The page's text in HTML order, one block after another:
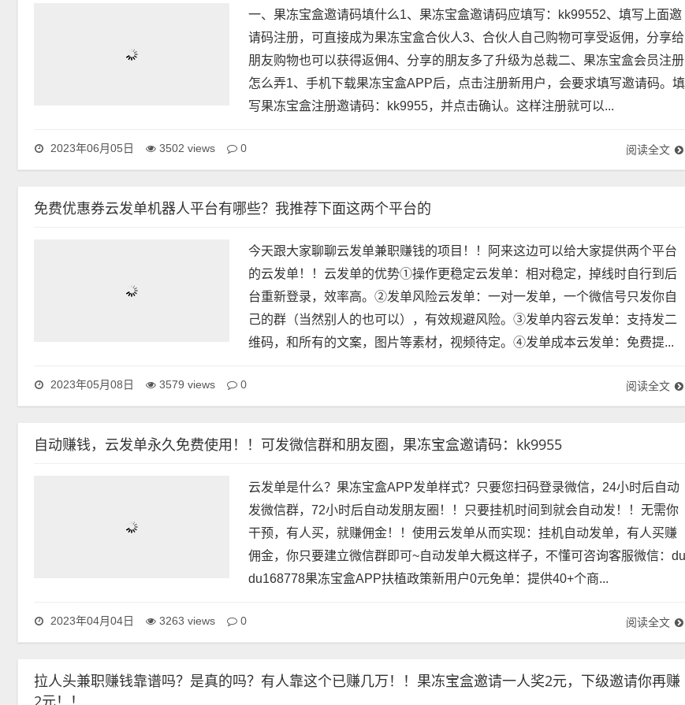
一、果冻宝盒邀请码填什么1、果冻宝盒邀请码应填写：kk99552、填写上面邀
请码注册，可直接成为果冻宝盒合伙人3、合伙人自己购物可享受返佣，分享给
朋友购物也可以获得返佣4、分享的朋友多了升级为总裁二、果冻宝盒会员注册
怎么弄1、手机下载果冻宝盒APP后，点击注册新用户，会要求填写邀请码。填
今天跟大家聊聊云发单兼职赚钱的项目！！阿来这边可以给大家提供两个平台
的云发单！！云发单的优势①操作更稳定云发单：相对稳定，掉线时自行到后
台重新登录，效率高。②发单风险云发单：一对一发单，一个微信号只发你自
己的群（当然别人的也可以），有效规避风险。③发单内容云发单：支持发二
云发单是什么？果冻宝盒APP发单样式？只要您扫码登录微信，24小时后自动
发微信群，72小时后自动发朋友圈！！只要挂机时间到就会自动发！！无需你
干预，有人买，就赚佣金！！使用云发单从而实现：挂机自动发单，有人买赚
佣金，你只要建立微信群即可~自动发单大概这样子，不懂可咨询客服微信：du
拉人头兼职赚钱靠谱吗？是真的吗？有人靠这个已赚几万！！果冻宝盒邀请一人奖2元，下级邀请你再赚